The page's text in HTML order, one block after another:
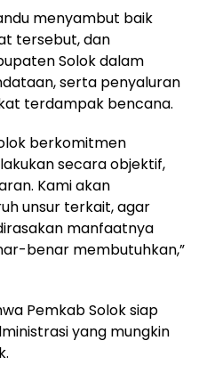
menyambut baik
tersebut, dan
Solok dalam
serta penyaluran
terdampak bencana.
berkomitmen
secara objektif,
Kami akan
unsur terkait, agar
manfaatnya
benar membutuhkan,”
Pemkab Solok siap
yang mungkin